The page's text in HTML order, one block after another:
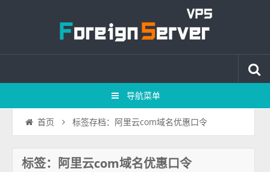
导航菜单
首页 标签存档：阿里云com域名优惠口令
标签：阿里云com域名优惠口令